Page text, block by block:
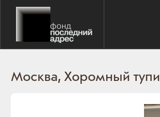
Москва, Хоромный